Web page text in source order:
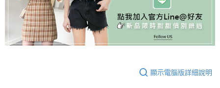
顯示電腦版詳細說明